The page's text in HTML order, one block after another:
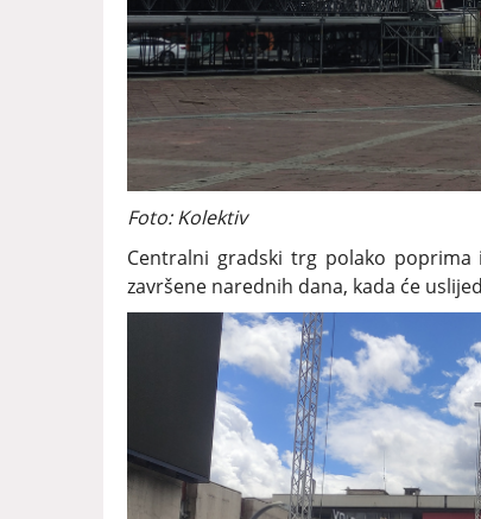
Foto: Kolektiv
Centralni gradski trg polako
završene narednih dana, kada će